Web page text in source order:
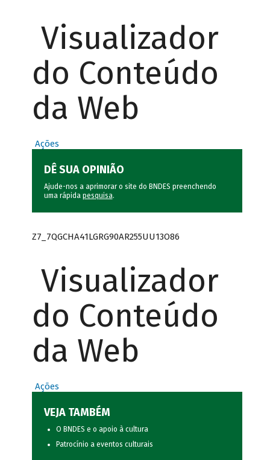
Visualizador
do Conteúdo
da Web
Ações
DÊ SUA OPINIÃO
Ajude-nos a aprimorar o site do BNDES preenchendo
uma rápida pesquisa.
Z7_7QGCHA41LGRG90AR255UU13O86
Visualizador
do Conteúdo
da Web
Ações
VEJA TAMBÉM
O BNDES e o apoio à cultura
Patrocínio a eventos culturais